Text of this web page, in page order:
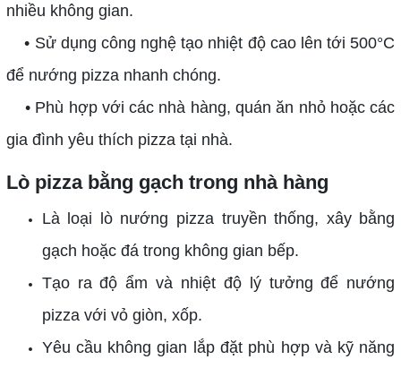
nhiều không gian.
• Sử dụng công nghệ tạo nhiệt độ cao lên tới 500°C
để nướng pizza nhanh chóng.
• Phù hợp với các nhà hàng, quán ăn nhỏ hoặc các
gia đình yêu thích pizza tại nhà.
Lò pizza bằng gạch trong nhà hàng
Là loại lò nướng pizza truyền thống, xây bằng
gạch hoặc đá trong không gian bếp.
Tạo ra độ ẩm và nhiệt độ lý tưởng để nướng
pizza với vỏ giòn, xốp.
Yêu cầu không gian lắp đặt phù hợp và kỹ năng